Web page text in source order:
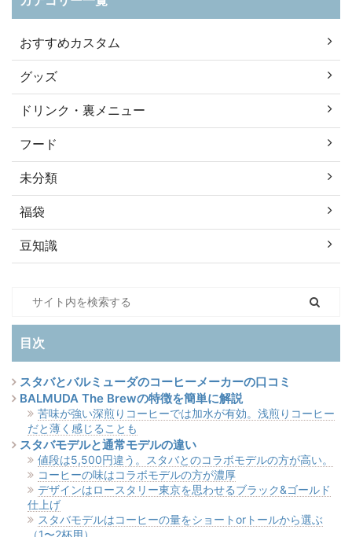
おすすめカスタム
グッズ
ドリンク・裏メニュー
フード
未分類
福袋
豆知識
目次
スタバとバルミューダのコーヒーメーカーの口コミ
BALMUDA The Brewの特徴を簡単に解説
苦味が強い深煎りコーヒーでは加水が有効。浅煎りコーヒー
だと薄く感じることも
スタバモデルと通常モデルの違い
値段は5,500円違う。スタバとのコラボモデルの方が高い。
コーヒーの味はコラボモデルの方が濃厚
デザインはロースタリー東京を思わせるブラック&ゴールド
仕上げ
スタバモデルはコーヒーの量をショートorトールから選ぶ